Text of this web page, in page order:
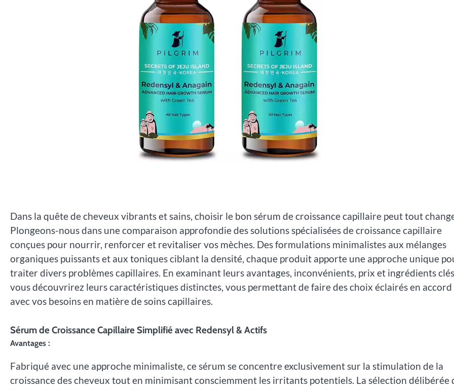
Dans la quête de cheveux vibrants et sains, choisir le bon sérum de croissance capillaire peut tout
Plongeons-nous dans une comparaison approfondie des solutions spécialisées de croissance capillaire
conçues pour nourrir, renforcer et revitaliser vos mèches. Des formulations minimalistes aux mélanges
organiques puissants et aux toniques ciblant la densité, chaque produit apporte une approche unique
traiter divers problèmes capillaires. En examinant leurs avantages, inconvénients, prix et ingrédients
vous découvrirez leurs caractéristiques distinctes, vous permettant de faire des choix éclairés en accord
avec vos besoins en matière de soins capillaires.
Sérum de Croissance Capillaire Simplifié avec Redensyl & Actifs
Avantages :
Fabriqué avec une approche minimaliste, ce sérum se concentre exclusivement sur la stimulation de la
croissance des cheveux tout en minimisant consciemment les irritants potentiels. La sélection délibérée